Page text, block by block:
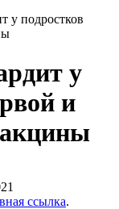
у подростков
у
и
ссылка.